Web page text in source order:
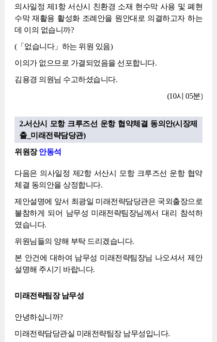
의사일정 제1항 서산시 친환경 소재 현수막 사용 및 폐현
수막 재활용 활성화 조례안을 원안대로 의결하고자 하는
데 이의 없습니까?
(「없습니다」하는 위원 있음)
이의가 없으므로 가결되었음을 선포합니다.
김용경 의원님 수고하셨습니다.
(10시 05분)
2.서산시 모항 크루즈선 운항 협약체결 동의안(시장제
출_미래전략담당관)
위원장안동석
다음은 의사일정 제2항 서산시 모항 크루즈선 운항 협약
체결 동의안을 상정합니다.
제안설명에 앞서 최광일 미래전략담당관은 국외출장으로
불참하게 되어 남무성 미래전략팀장님께서 대리 참석하
였습니다.
위원님들의 양해 부탁 드리겠습니다.
본 안건에 대하여 남무성 미래전략팀장님 나오셔서 제안
설명해 주시기 바랍니다.
미래전략팀장 남무성
안녕하십니까?
미래전략담당관실 미래전략팀장 남무성입니다.